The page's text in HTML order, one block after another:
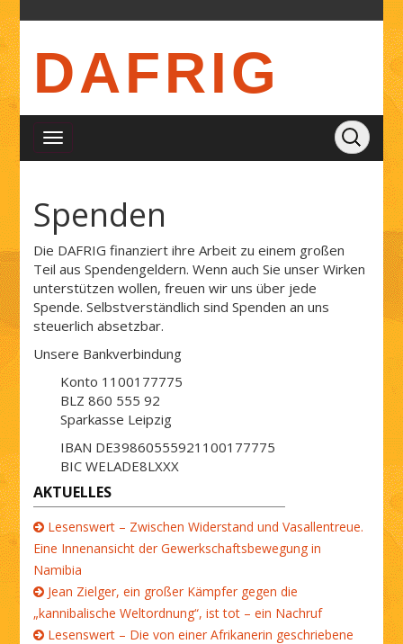
DAFRIG
Spenden
Die DAFRIG finanziert ihre Arbeit zu einem großen
Teil aus Spendengeldern. Wenn auch Sie unser Wirken
unterstützen wollen, freuen wir uns über jede
Spende. Selbstverständlich sind Spenden an uns
steuerlich absetzbar.
Unsere Bankverbindung
Konto 1100177775
BLZ 860 555 92
Sparkasse Leipzig
IBAN DE39860555921100177775
BIC WELADE8LXXX
AKTUELLES
Lesenswert – Zwischen Widerstand und Vasallentreue.
Eine Innenansicht der Gewerkschaftsbewegung in
Namibia
Jean Zielger, ein großer Kämpfer gegen die
„kannibalische Weltordnung“, ist tot – ein Nachruf
Lesenswert – Die von einer Afrikanerin geschriebene